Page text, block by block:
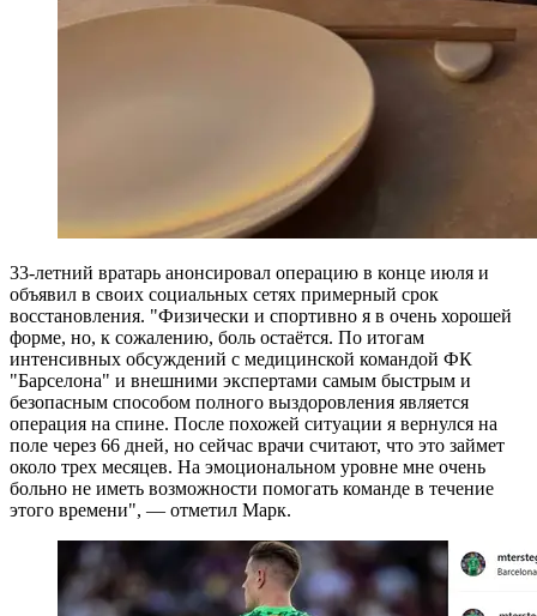
33-летний вратарь анонсировал операцию в конце июля и
объявил в своих социальных сетях примерный срок
восстановления. "Физически и спортивно я в очень хорошей
форме, но, к сожалению, боль остаётся. По итогам
интенсивных обсуждений с медицинской командой ФК
"Барселона" и внешними экспертами самым быстрым и
безопасным способом полного выздоровления является
операция на спине. После похожей ситуации я вернулся на
поле через 66 дней, но сейчас врачи считают, что это займет
около трех месяцев. На эмоциональном уровне мне очень
больно не иметь возможности помогать команде в течение
этого времени", — отметил Марк.